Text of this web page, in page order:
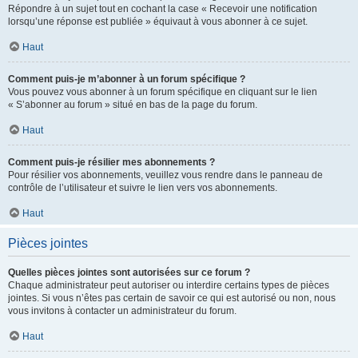
Répondre à un sujet tout en cochant la case « Recevoir une notification
lorsqu’une réponse est publiée » équivaut à vous abonner à ce sujet.
Haut
Comment puis-je m’abonner à un forum spécifique ?
Vous pouvez vous abonner à un forum spécifique en cliquant sur le lien
« S’abonner au forum » situé en bas de la page du forum.
Haut
Comment puis-je résilier mes abonnements ?
Pour résilier vos abonnements, veuillez vous rendre dans le panneau de
contrôle de l’utilisateur et suivre le lien vers vos abonnements.
Haut
Pièces jointes
Quelles pièces jointes sont autorisées sur ce forum ?
Chaque administrateur peut autoriser ou interdire certains types de pièces
jointes. Si vous n’êtes pas certain de savoir ce qui est autorisé ou non, nous
vous invitons à contacter un administrateur du forum.
Haut